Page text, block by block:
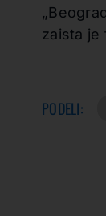
zaista je
PODELI: